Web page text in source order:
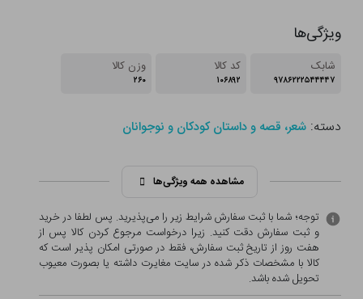
ویژگی‌ها
شابک
۹۷۸۶۲۲۲۵۴۴۴۴۷
کد کالا
۱۰۶۸۹۲
وزن کالا
۲۶۰
دسته:شعر، قصه و داستان کودکان و نوجوانان
مشاهده همه ویژگی‌ها
توجه؛ شما با ثبت سفارش شرایط زیر را می‌پذیرید. پس لطفا در خرید
و ثبت سفارش دقت کنید. زیرا درخواست مرجوع کردن کالا پس از
هفت روز از تاریخ ثبت سفارش، فقط در صورتی امکان پذیر است که
کالا با مشخصات ذکر شده در سایت مغایرت داشته یا بصورت معيوب
تحویل شده باشد.